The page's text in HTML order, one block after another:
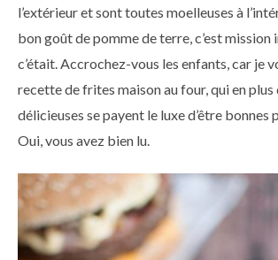
l’extérieur et sont toutes moelleuses à
bon goût de pomme de terre, c’est mission
c’était. Accrochez-vous les enfants, car je
recette de frites maison au four, qui en plus
délicieuses se payent le luxe d’être bonnes
Oui, vous avez bien lu.